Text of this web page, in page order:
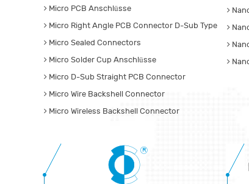
Micro PCB Anschlüsse
Micro Right Angle PCB Connector D-Sub Type
Micro Sealed Connectors
Micro Solder Cup Anschlüsse
Micro D-Sub Straight PCB Connector
Micro Wire Backshell Connector
Micro Wireless Backshell Connector